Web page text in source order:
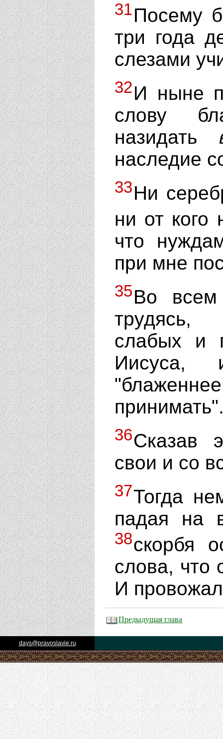
31Посему
три года
слезами
32И ныне
слову
назидать
наследие
33Ни
ни от
что
при мне
35Во
трудясь,
слабых и
36Сказав
свои и со
37Тогда
падая на
38скорбя
слова, что
И
Предыдущая глава
days@pravoslavie.ru